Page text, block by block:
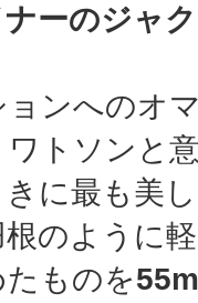
ーのジャ
ンへのオ
トソンと
に最も美
のように
ものを55m